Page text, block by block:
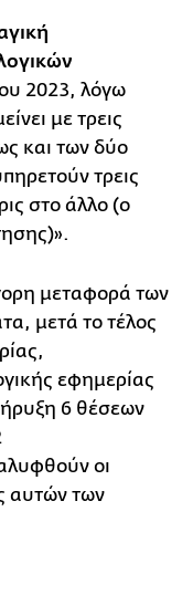
2023, λόγω
με τρεις
και των δύο
τρεις
στο άλλο (ο
μεταφορά των
μετά το τέλος
εφημερίας
6 θέσεων
οι
αυτών των